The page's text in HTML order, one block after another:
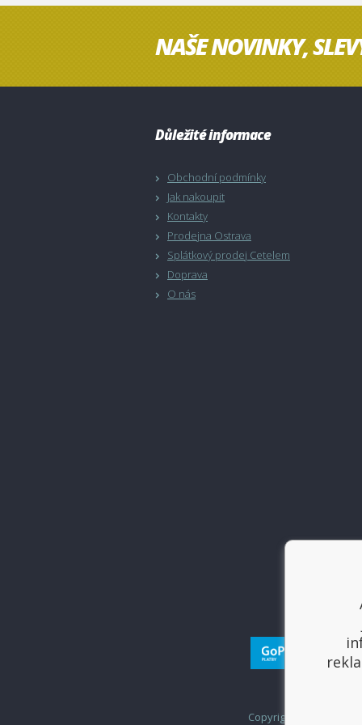
NAŠE NOVINKY,
Důležité informace
Obchodní podmínky
Jak nakoupit
Kontakty
Prodejna Ostrava
Splátkový prodej Cetelem
Doprava
O nás
Copyright © 2017